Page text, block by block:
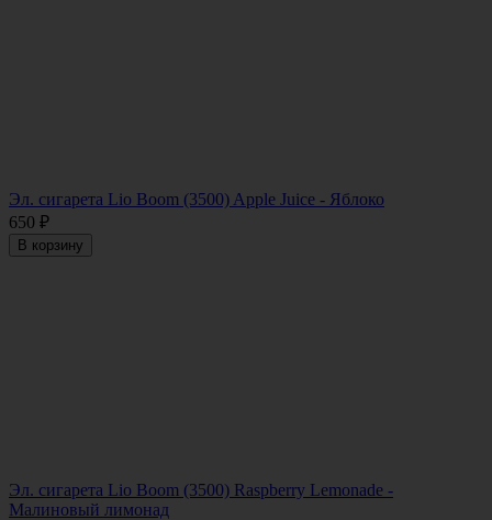
Эл. сигарета Lio Boom (3500) Apple Juice - Яблоко
650 ₽
В корзину
Эл. сигарета Lio Boom (3500) Raspberry Lemonade -
Малиновый лимонад